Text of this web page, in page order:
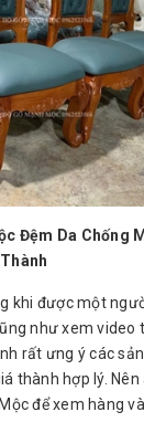
Đệm Da Chống
khi được một
như xem video
rất ưng ý các
thành hợp lý. Nên
để xem hàng